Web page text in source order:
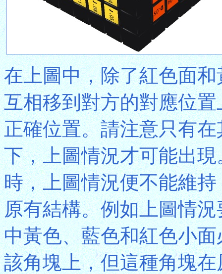
在上圖中，除了紅色面
互相移到對方的對應位
正確位置。請注意只有
下，上圖情況才可能出
時，上圖情況便不能維
原有結構。例如上圖情
中黃色、藍色和紅色小
該角塊上，但這種角塊